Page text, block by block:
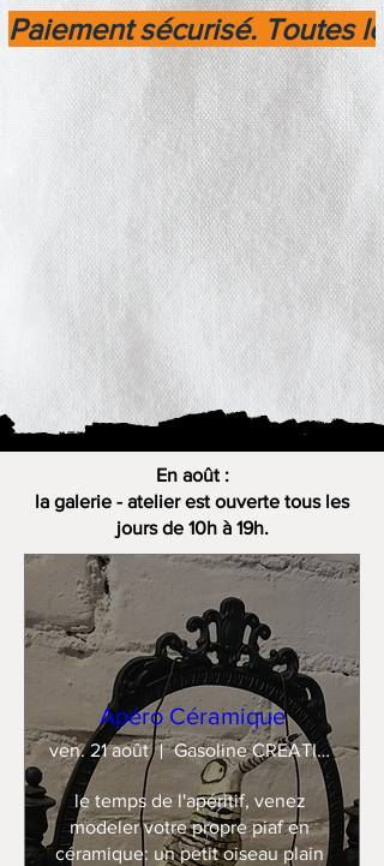
Paiement sécurisé. Toutes
En août :
la galerie - atelier est ouverte tous les
jours de 10h à 19h.
Apéro Céramique
ven. 21 août Gasoline CREATION
le temps de l'apéritif, venez
modeler votre propre piaf en
céramique: un petit oiseau plain